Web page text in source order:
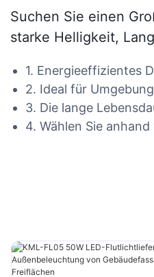
Suchen Sie einen
starke Helligkeit,
1. Energieeffizientes
2. Ideal für
3. Die lange
4. Wählen Sie